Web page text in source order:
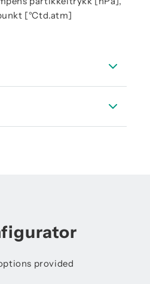
[°Ctd.atm]
provided